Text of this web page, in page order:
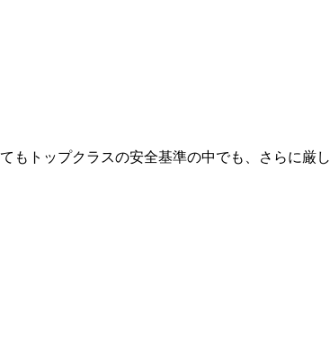
トップクラスの安全基準の中でも、さらに厳